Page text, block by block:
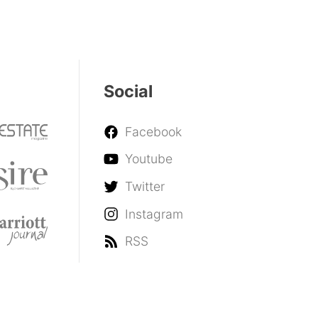
Social
Facebook
Youtube
Twitter
Instagram
RSS